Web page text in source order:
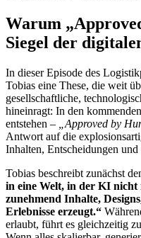
Warum
Siegel der
In dieser Episode des
Tobias eine These, die weit
gesellschaftliche,
hineinragt: In den
entstehen –
„Approved by
Antwort auf die
Inhalten, Entscheidungen und
Tobias beschreibt zunächst
in eine Welt, in der KI nicht
zunehmend Inhalte,
Erlebnisse erzeugt.“
erlaubt, führt es gleichzeitig